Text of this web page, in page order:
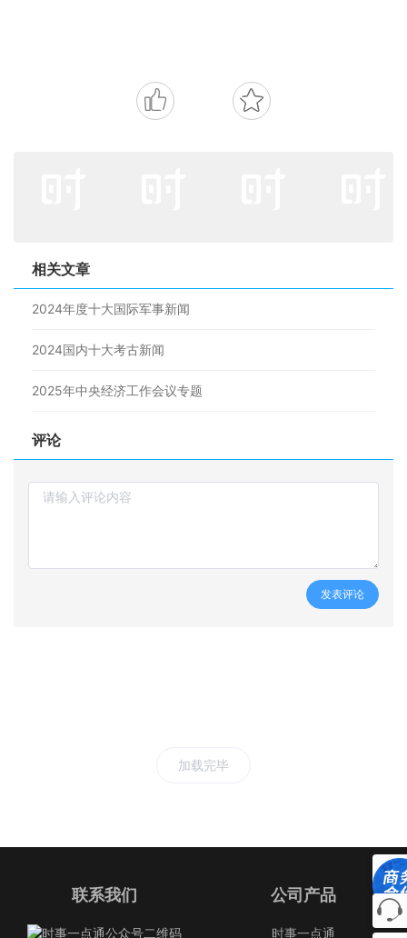
相关文章
2024年度十大国际军事新闻
2024国内十大考古新闻
2025年中央经济工作会议专题
评论
发表评论
加载完毕
联系我们 公司产品
时事一点通